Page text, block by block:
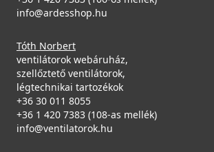
info@ardesshop.hu
Tóth Norbert
ventilátorok webáruház,
szellőztető ventilátorok,
légtechnikai tartozékok
+36 30 011 8055
+36 1 420 7383 (108-as mellék)
info@ventilatorok.hu